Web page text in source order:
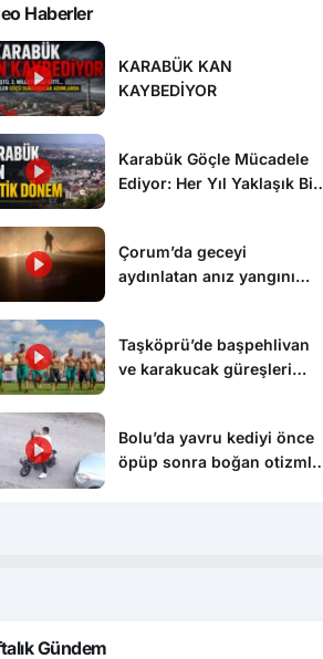
Haberler
KARABÜK KAN
KAYBEDİYOR
Karabük Göçle Mücadele
Ediyor: Her Yıl Yaklaşık Bin
Çorum’da geceyi
aydınlatan anız yangını
Taşköprü’de başpehlivan
ve karakucak güreşleri
Bolu’da yavru kediyi önce
öpüp sonra boğan otizmli
Gündem